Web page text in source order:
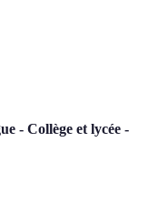
- Collège et lycée -